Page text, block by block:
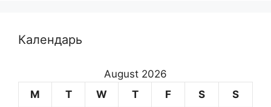
Календарь
August 2026
M
T W T F S S